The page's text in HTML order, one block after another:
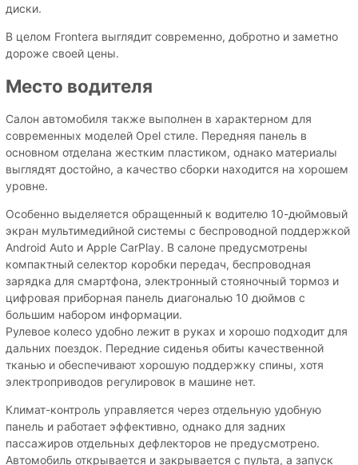
диски.
В целом Frontera выглядит современно, добротно и заметно
дороже своей цены.
Место водителя
Салон автомобиля также выполнен в характерном для
современных моделей Opel стиле. Передняя панель в
основном отделана жестким пластиком, однако материалы
выглядят достойно, а качество сборки находится на хорошем
уровне.
Особенно выделяется обращенный к водителю 10-дюймовый
экран мультимедийной системы с беспроводной поддержкой
Android Auto и Apple CarPlay. В салоне предусмотрены
компактный селектор коробки передач, беспроводная
зарядка для смартфона, электронный стояночный тормоз и
цифровая приборная панель диагональю 10 дюймов с
большим набором информации.
Рулевое колесо удобно лежит в руках и хорошо подходит для
дальних поездок. Передние сиденья обиты качественной
тканью и обеспечивают хорошую поддержку спины, хотя
электроприводов регулировок в машине нет.
Климат-контроль управляется через отдельную удобную
панель и работает эффективно, однако для задних
пассажиров отдельных дефлекторов не предусмотрено.
Автомобиль открывается и закрывается с пульта, а запуск